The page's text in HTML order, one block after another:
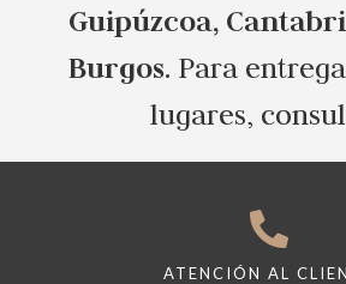
Guipúzcoa,
Burgos. Para
lugares,
ATENCIÓN AL